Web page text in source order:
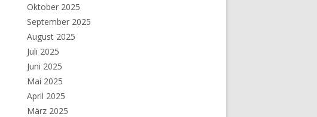
Oktober 2025
September 2025
August 2025
Juli 2025
Juni 2025
Mai 2025
April 2025
März 2025